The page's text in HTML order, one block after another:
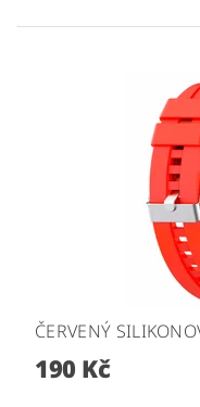
ČERVENÝ
190 Kč